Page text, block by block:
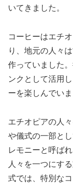
いてきました。
コーヒーはエチ
り、地元の人々
作っていました
ンクとして活用
ーを楽しんでいま
エチオピアの人
や儀式の一部と
レモニーと呼ば
人々を一つにす
式では、特別な